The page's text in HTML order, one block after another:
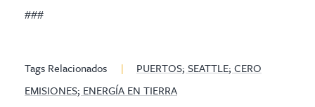
###
Tags Relacionados |
PUERTOS; SEATTLE; CERO
EMISIONES; ENERGÍA EN TIERRA